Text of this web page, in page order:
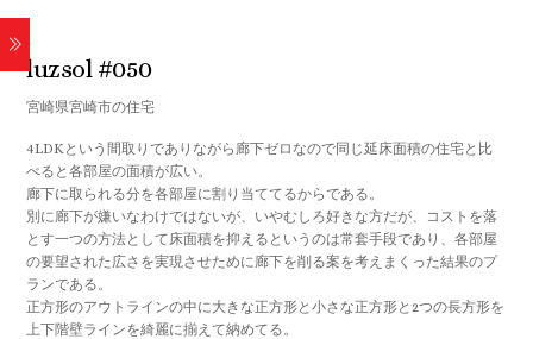
2008
luzsol #050
宮崎県宮崎市の住宅
4LDKという間取りでありながら廊下ゼロなので同じ延床面積の住宅と比
べると各部屋の面積が広い。
廊下に取られる分を各部屋に割り当ててるからである。
別に廊下が嫌いなわけではないが、いやむしろ好きな方だが、コストを落
とす一つの方法として床面積を抑えるというのは常套手段であり、各部屋
の要望された広さを実現させために廊下を削る案を考えまくった結果のプ
ランである。
正方形のアウトラインの中に大きな正方形と小さな正方形と2つの長方形を
上下階壁ラインを綺麗に揃えて納めてる。